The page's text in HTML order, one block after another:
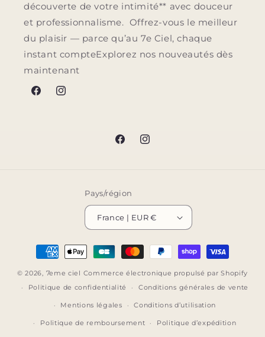
découverte de votre intimité** avec douceur
et professionnalisme. Offrez-vous le meilleur
du plaisir — parce qu’au 7e Ciel, chaque
instant compteExplorez nos nouveautés dès
maintenant
FacebookInstagram
FacebookInstagram
Pays/région
France | EUR €
Moyens
de
paiement
© 2026, 7eme ciel Commerce électronique propulsé par Shopify
Politique de confidentialité
Conditions générales de vente
Mentions légales Conditions d’utilisation
Politique de remboursement Politique d’expédition